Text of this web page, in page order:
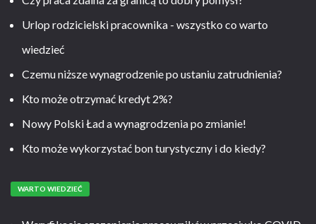
Urlop rodzicielski pracownika - wszystko co warto
wiedzieć
Czemu niższe wynagrodzenie po ustaniu zatrudnienia?
Kto może otrzymać kredyt 2%?
Nowy Polski Ład a wynagrodzenia po zmianie!
Kto może wykorzystać bon turystyczny i do kiedy?
WARTO WIEDZIEĆ